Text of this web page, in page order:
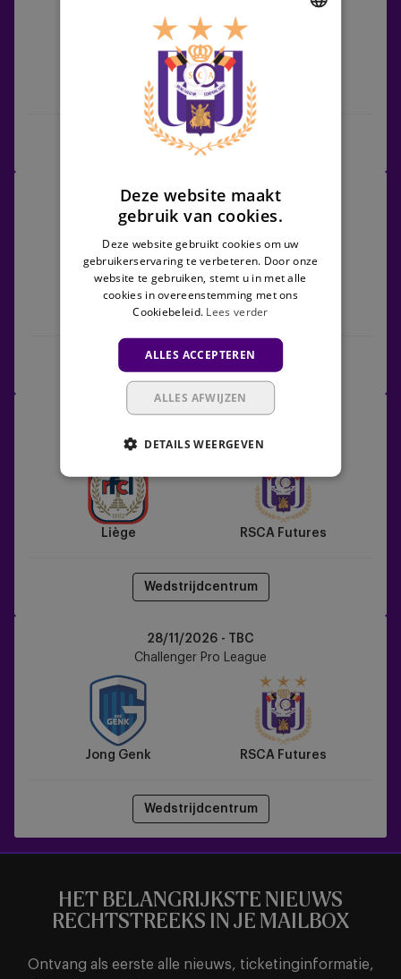
RSCA Futures K. Lierse SK
Wedstrijdcentrum
06/11/2026 - TBC
Challenger Pro League
RSCA Futures Club NXT
Futures
21/11/2026 - TBC
Liège RSCA Futures
Wedstrijdcentrum
28/11/2026 - TBC
Challenger Pro League
Jong Genk RSCA Futures
Wedstrijdcentrum
HET BELANGRIJKSTE NIEUWS
RECHTSTREEKS IN JE MAILBOX
Ontvang als eerste alle nieuws, ticketinginformatie,
Deze website maakt
gebruik van cookies.
Deze website gebruikt cookies om uw
gebruikerservaring te verbeteren. Door onze
website te gebruiken, stemt u in met alle
cookies in overeenstemming met ons
Cookiebeleid. Lees verder
ALLES ACCEPTEREN
ALLES AFWIJZEN
DETAILS WEERGEVEN